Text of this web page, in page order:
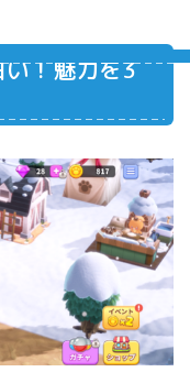
い！魅力を3